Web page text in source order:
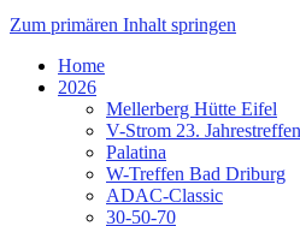
Zum primären Inhalt springen
Home
2026
Mellerberg Hütte Eifel
V-Strom 23. Jahrestreffen
Palatina
W-Treffen Bad Driburg
ADAC-Classic
30-50-70